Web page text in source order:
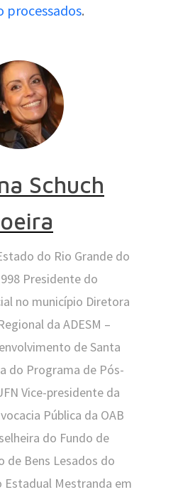
processados.
Schuch
do Rio Grande do
Presidente do
no município Diretora
da ADESM –
de Santa
do Programa de Pós-
Vice-presidente da
Pública da OAB
do Fundo de
de Bens Lesados do
Estadual Mestranda em